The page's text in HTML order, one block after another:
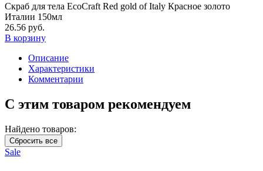
Скраб для тела EcoCraft Red gold of Italy Красное золото
Италии 150мл
26.56 руб.
В корзину
Описание
Характеристики
Комментарии
С этим товаром рекомендуем
Найдено товаров:
Сбросить все
Sale